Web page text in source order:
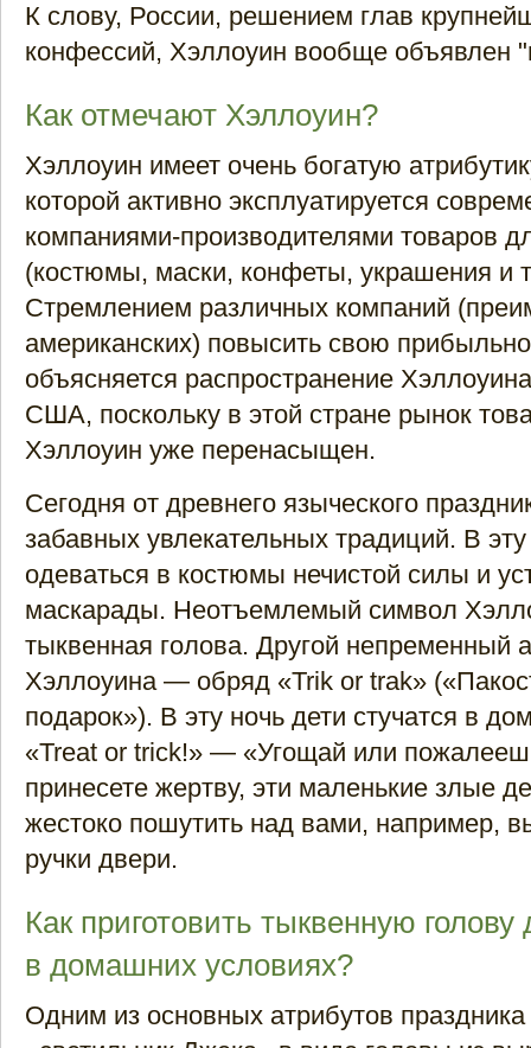
К слову, России, решением глав
конфессий, Хэллоуин вообще объявлен
Как отмечают Хэллоуин?
Хэллоуин имеет очень богатую
которой активно эксплуатируется
компаниями-производителями товаров
(костюмы, маски, конфеты, украшения и
Стремлением различных компаний
американских) повысить свою
объясняется распространение
США, поскольку в этой стране рынок
Хэллоуин уже перенасыщен.
Сегодня от древнего языческого
забавных увлекательных традиций. В
одеваться в костюмы нечистой силы и
маскарады. Неотъемлемый символ
тыквенная голова. Другой непременный
Хэллоуина — обряд «Trik or trak»
подарок»). В эту ночь дети стучатся в
«Treat or trick!» — «Угощай или
принесете жертву, эти маленькие злые
жестоко пошутить над вами, например,
ручки двери.
Как приготовить тыквенную
в домашних условиях?
Одним из основных атрибутов праздника